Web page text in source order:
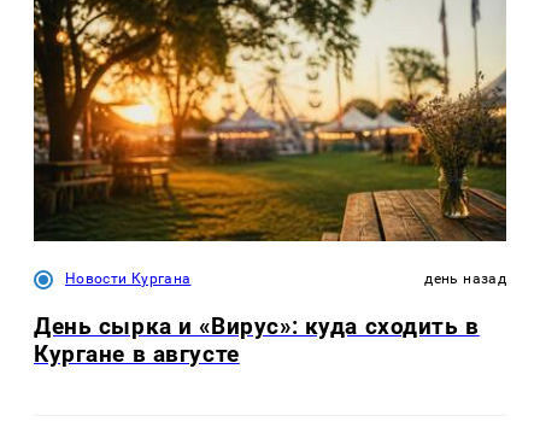
Новости Кургана день назад
День сырка и «Вирус»: куда сходить в
Кургане в августе